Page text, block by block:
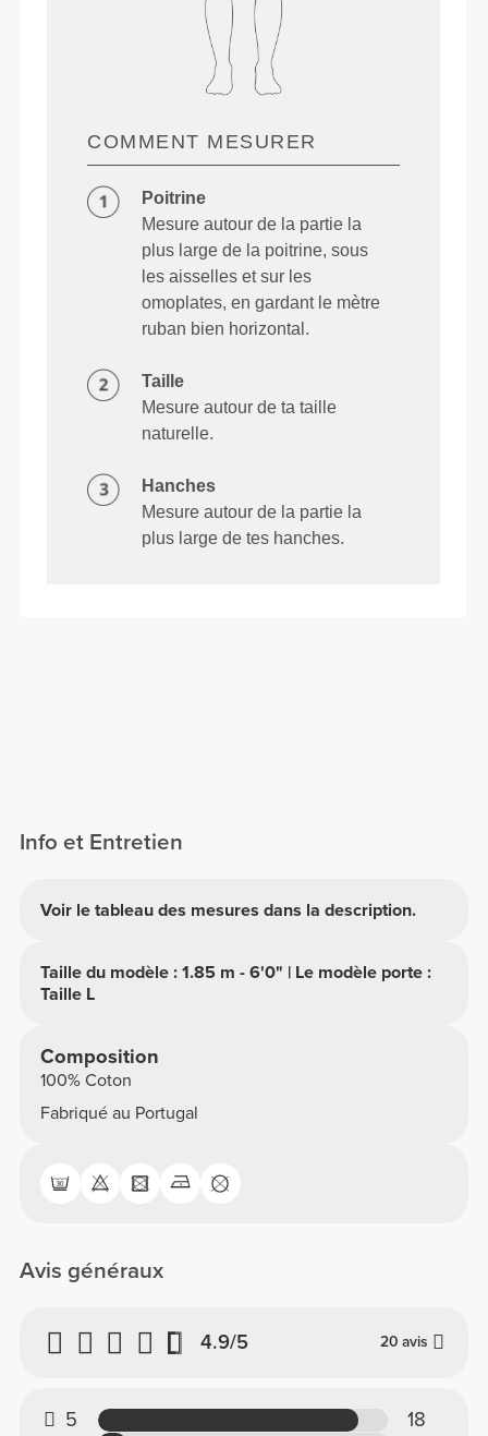
COMMENT MESURER
Poitrine
Mesure autour de la partie la
plus large de la poitrine, sous
les aisselles et sur les
omoplates, en gardant le mètre
ruban bien horizontal.
Taille
Mesure autour de ta taille
naturelle.
Hanches
Mesure autour de la partie la
plus large de tes hanches.
Info et Entretien
Voir le tableau des mesures dans la description.
Taille du modèle : 1.85 m - 6'0" | Le modèle porte :
Taille L
Composition
100% Coton
Fabriqué au Portugal
Avis généraux
4.9/5 20 avis
5
18